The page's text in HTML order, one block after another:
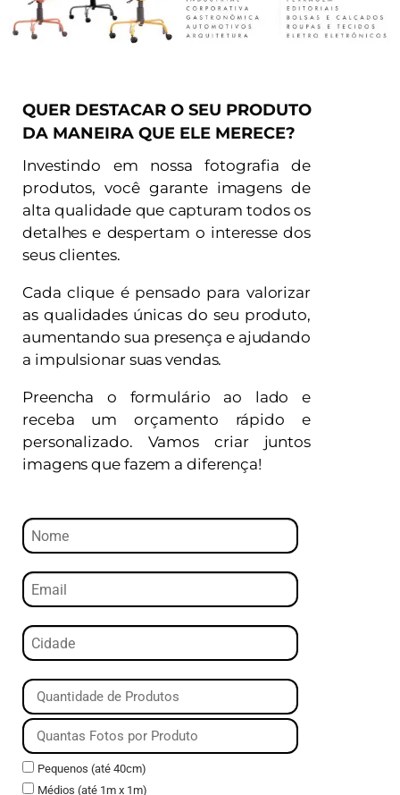
QUER DESTACAR O SEU PRODUTO
DA MANEIRA QUE ELE MERECE?
Investindo em nossa fotografia de
produtos, você garante imagens de
alta qualidade que capturam todos os
detalhes e despertam o interesse dos
seus clientes.
Cada clique é pensado para valorizar
as qualidades únicas do seu produto,
aumentando sua presença e ajudando
a impulsionar suas vendas.
Preencha o formulário ao lado e
receba um orçamento rápido e
personalizado. Vamos criar juntos
imagens que fazem a diferença!
Pequenos (até 40cm)
Médios (até 1m x 1m)